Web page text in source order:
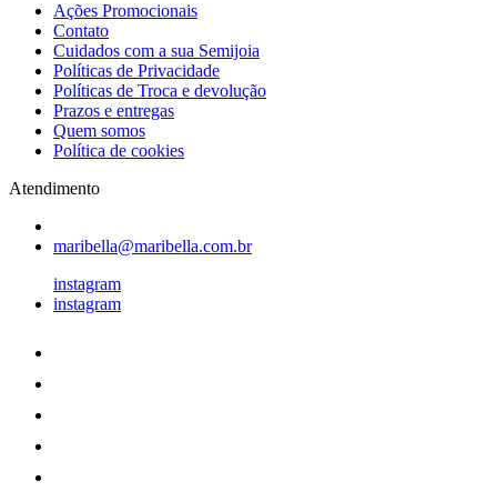
Ações Promocionais
Contato
Cuidados com a sua Semijoia
Políticas de Privacidade
Políticas de Troca e devolução
Prazos e entregas
Quem somos
Política de cookies
Atendimento
maribella@maribella.com.br
instagram
instagram